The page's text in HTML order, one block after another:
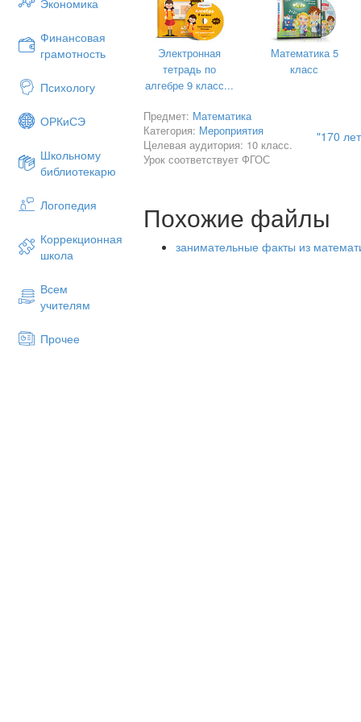
Экономика
Финансовая
грамотность
Психологу
ОРКиСЭ
Школьному
библиотекарю
Логопедия
Коррекционная
школа
Всем
учителям
Прочее
который и выделил ему стипендию
технических вузов Германии.
следующих трех лет молодой человек
где учился у выдающегося
На втором курсе будущий «король
Электронная
тетрадь по
алгебре 9 класс...
Математика 5
класс
Предмет: Математика
Категория: Мероприятия
Целевая аудитория: 10 класс.
Урок соответствует ФГОС
"170
Похожие файлы
занимательные факты из